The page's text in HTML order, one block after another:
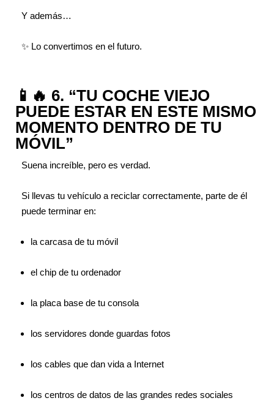
Y además…
✨ Lo convertimos en el futuro.
📱🔥 6. “TU COCHE VIEJO
PUEDE ESTAR EN ESTE MISMO
MOMENTO DENTRO DE TU
MÓVIL”
Suena increíble, pero es verdad.
Si llevas tu vehículo a reciclar correctamente, parte de él
puede terminar en:
la carcasa de tu móvil
el chip de tu ordenador
la placa base de tu consola
los servidores donde guardas fotos
los cables que dan vida a Internet
los centros de datos de las grandes redes sociales